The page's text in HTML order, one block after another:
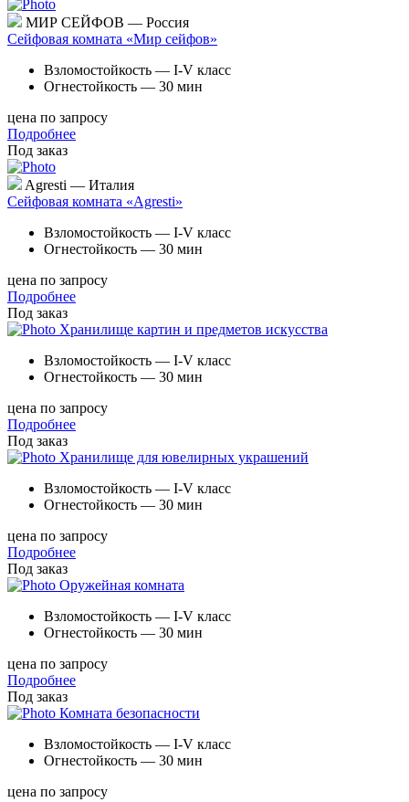
МИР СЕЙФОВ — Россия
Сейфовая комната «Мир сейфов»
Взломостойкость — I-V класс
Огнестойкость — 30 мин
цена по запросу
Подробнее
Под заказ
Agresti — Италия
Сейфовая комната «Agresti»
Взломостойкость — I-V класс
Огнестойкость — 30 мин
цена по запросу
Подробнее
Под заказ
Хранилище картин и предметов искусства
Взломостойкость — I-V класс
Огнестойкость — 30 мин
цена по запросу
Подробнее
Под заказ
Хранилище для ювелирных украшений
Взломостойкость — I-V класс
Огнестойкость — 30 мин
цена по запросу
Подробнее
Под заказ
Оружейная комната
Взломостойкость — I-V класс
Огнестойкость — 30 мин
цена по запросу
Подробнее
Под заказ
Комната безопасности
Взломостойкость — I-V класс
Огнестойкость — 30 мин
цена по запросу